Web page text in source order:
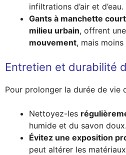
infiltrations d’air et d’eau.
Gants à manchette
milieu urbain, offrent
mouvement, mais
Entretien et durabilité
Pour prolonger la durée de vie
Nettoyez-les
humide et du savon doux.
Évitez une exposition
peut altérer les